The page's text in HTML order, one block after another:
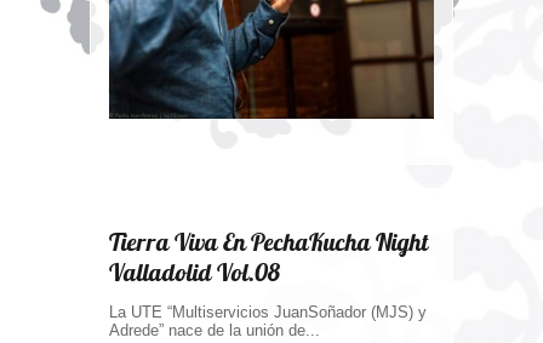
Tierra Viva En PechaKucha Night
Valladolid Vol.08
La UTE “Multiservicios JuanSoñador (MJS) y
Adrede” nace de la unión de...